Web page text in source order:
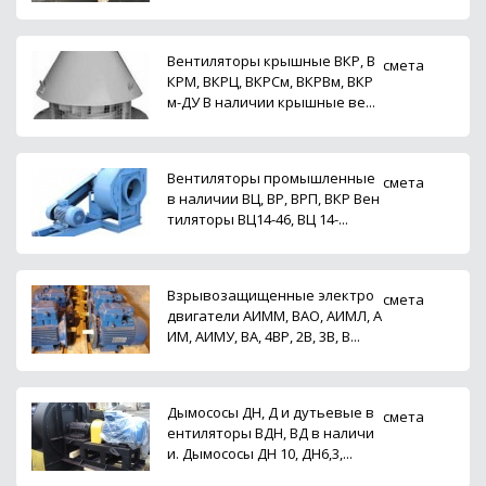
Вентиляторы крышные ВКР, В
КРМ, ВКРЦ, ВКРСм, ВКРВм, ВКР
м-ДУ В наличии крышные ве...
смета
Вентиляторы промышленные
в наличии ВЦ, ВР, ВРП, ВКР Вен
тиляторы ВЦ14-46, ВЦ 14-...
смета
Взрывозащищенные электро
двигатели АИММ, ВАО, АИМЛ, А
ИМ, АИМУ, ВА, 4ВР, 2В, 3В, В...
смета
Дымососы ДН, Д и дутьевые в
ентиляторы ВДН, ВД в наличи
и. Дымососы ДН 10, ДН6,3,...
смета